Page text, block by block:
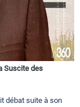
Suscite des
débat suite à son